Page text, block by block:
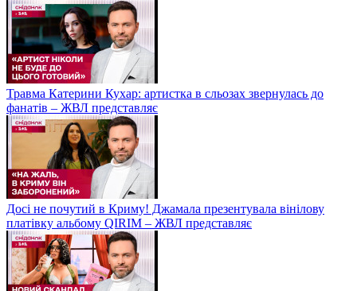
Травма Катерини Кухар: артистка в сльозах звернулась до
фанатів – ЖВЛ представляє
Досі не почутий в Криму! Джамала презентувала вінілову
платівку альбому QIRIM – ЖВЛ представляє